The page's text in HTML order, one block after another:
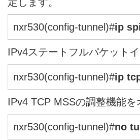
nxr530(config-tunnel)#ip
IPv4ステートフルパケット
nxr530(config-tunnel)#ip
IPv4 TCP MSSの調整機能
nxr530(config-tunnel)#no